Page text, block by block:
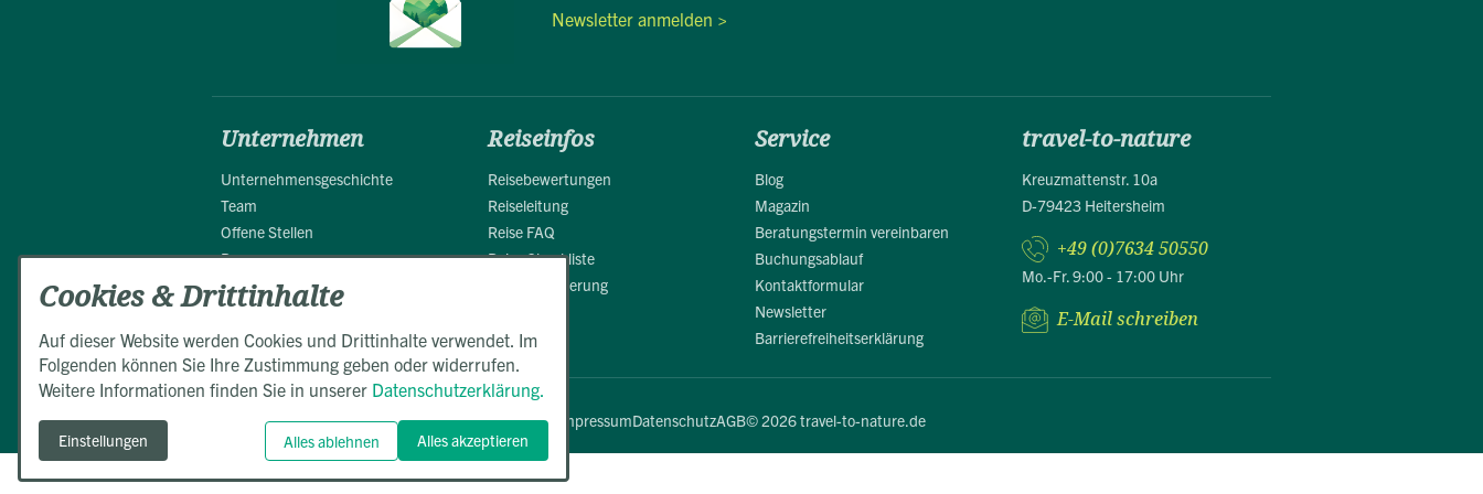
Newsletter anmelden >
Unternehmen
Unternehmensgeschichte
Team
Offene Stellen
Presse
Partner
Reiseinfos
Reisebewertungen
Reiseleitung
Reise FAQ
Reise Checkliste
Reiseversicherung
Service
Blog
Magazin
Beratungstermin vereinbaren
Buchungsablauf
Kontaktformular
Newsletter
Barrierefreiheitserklärung
travel-to-nature
Kreuzmattenstr. 10a
D-79423 Heitersheim
+49 (0)7634 50550
Mo.-Fr. 9:00 - 17:00 Uhr
E-Mail schreiben
ImpressumDatenschutzAGB© 2026 travel-to-nature.de
Cookies & Drittinhalte
Auf dieser Website werden Cookies und Drittinhalte verwendet. Im
Folgenden können Sie Ihre Zustimmung geben oder widerrufen.
Weitere Informationen finden Sie in unserer Datenschutzerklärung.
Einstellungen Alles ablehnen Alles akzeptieren